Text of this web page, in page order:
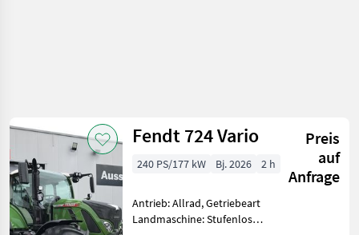
Fendt 724 Vario
Preis
auf
Anfrage
240 PS/177 kW Bj. 2026 2 h
Antrieb: Allrad, Getriebeart
Landmaschine: Stufenloses